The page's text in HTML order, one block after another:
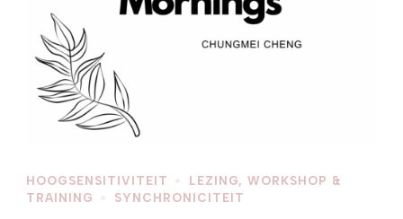
HOOGSENSITIVITEIT
LEZING, WORKSHOP &
TRAINING
SYNCHRONICITEIT